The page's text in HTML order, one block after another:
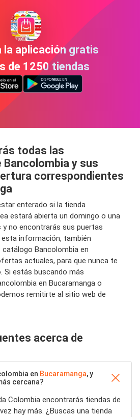
la aplicación gratis
de 1250 tiendas
todas las
Bancolombia y sus
correspondientes
enterado si la tienda
estará abierta un domingo o una
y no encontrarás sus puertas
información, también
Bancolombia en
actuales, para que nunca te
Si estás buscando más
en Bucaramanga o
remitirte al sitio web de
acerca de
en Bucaramanga, y
cercana?
Colombia encontrarás tiendas de
hay más. ¿Buscas una tienda